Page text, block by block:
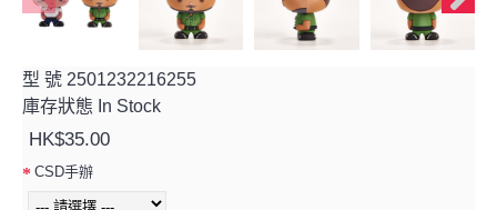
型 號 2501232216255
庫存狀態 In Stock
HK$35.00
CSD手辦